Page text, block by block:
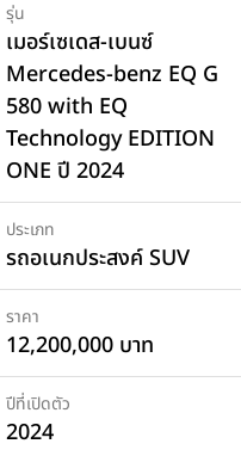
รุ่น
เมอร์เซเดส-เบนซ์
Mercedes-benz EQ G
580 with EQ
Technology EDITION
ONE ปี 2024
ประเภท
รถอเนกประสงค์ SUV
ราคา
12,200,000 บาท
ปีที่เปิดตัว
2024